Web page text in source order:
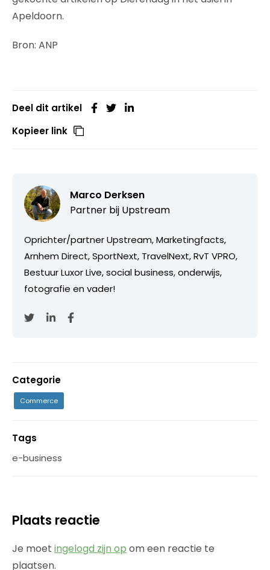
Apeldoorn.
Bron: ANP
Deel dit artikel
Kopieer link
Marco Derksen
Partner bij Upstream
Oprichter/partner Upstream, Marketingfacts,
Arnhem Direct, SportNext, TravelNext, RvT VPRO,
Bestuur Luxor Live, social business, onderwijs,
fotografie en vader!
Categorie
Commerce
Tags
e-business
Plaats reactie
Je moet ingelogd zijn op om een reactie te
plaatsen.